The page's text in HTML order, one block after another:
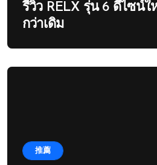
รีวิว RELX รุ่น 6 ดีไซน์
กว่าเดิม
推薦